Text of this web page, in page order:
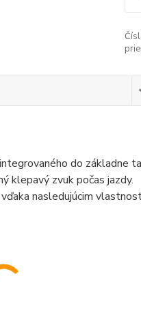
do základne
klepavý zvuk počas jazdy.
nasledujúcim